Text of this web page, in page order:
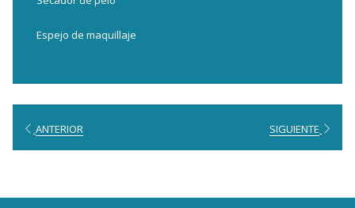
Espejo de maquillaje
ANTERIOR SIGUIENTE